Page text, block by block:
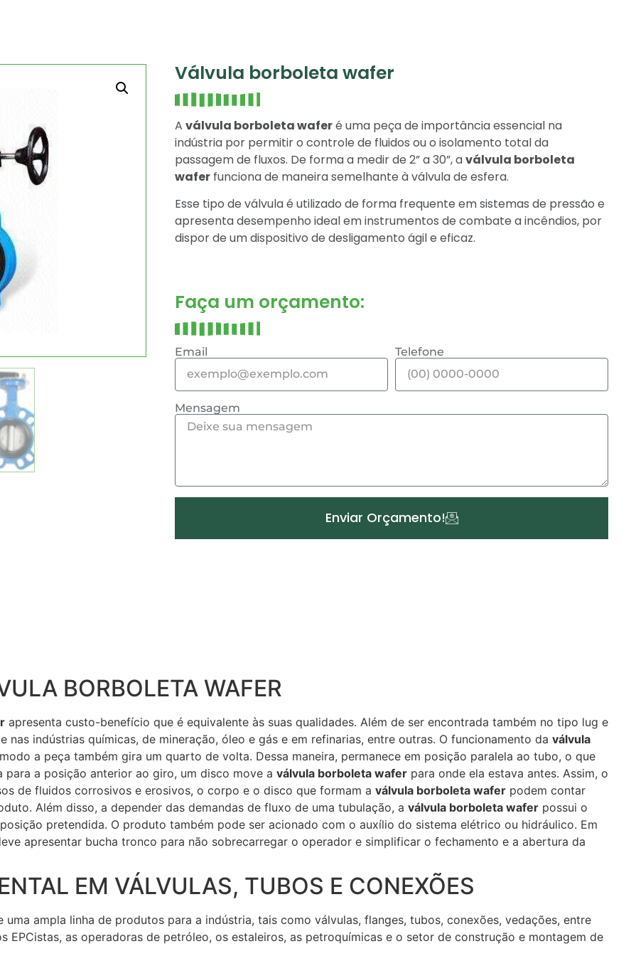
Válvula borboleta wafer
A válvula borboleta waferé uma peça de importância essencial na
indústria por permitir o controle de fluidos ou o isolamento total da
passagem de fluxos. De forma a medir de 2” a 30”, aválvula borboleta
wafer funciona de maneira semelhante à válvula de esfera.
Esse tipo de válvula é utilizado de forma frequente em sistemas de pressão e
apresenta desempenho ideal em instrumentos de combate a incêndios, por
dispor de um dispositivo de desligamento ágil e eficaz.
Faça um orçamento:
Email Telefone
Mensagem
Enviar Orçamento!
BORBOLETA WAFER
apresenta custo-benefício que é equivalente às suas qualidades. Além de ser encontrada também no tipo lug e
nas indústrias químicas, de mineração, óleo e gás e em refinarias, entre outras. O funcionamento da válvula
a peça também gira um quarto de volta. Dessa maneira, permanece em posição paralela ao tubo, o que
a posição anterior ao giro, um disco move a válvula borboleta wafer para onde ela estava antes. Assim, o
de fluidos corrosivos e erosivos, o corpo e o disco que formam a válvula borboleta wafer podem contar
Além disso, a depender das demandas de fluxo de uma tubulação, a válvula borboleta wafer possui o
pretendida. O produto também pode ser acionado com o auxílio do sistema elétrico ou hidráulico. Em
apresentar bucha tronco para não sobrecarregar o operador e simplificar o fechamento e a abertura da
EM VÁLVULAS, TUBOS E CONEXÕES
ampla linha de produtos para a indústria, tais como válvulas, flanges, tubos, conexões, vedações, entre
EPCistas, as operadoras de petróleo, os estaleiros, as petroquímicas e o setor de construção e montagem de